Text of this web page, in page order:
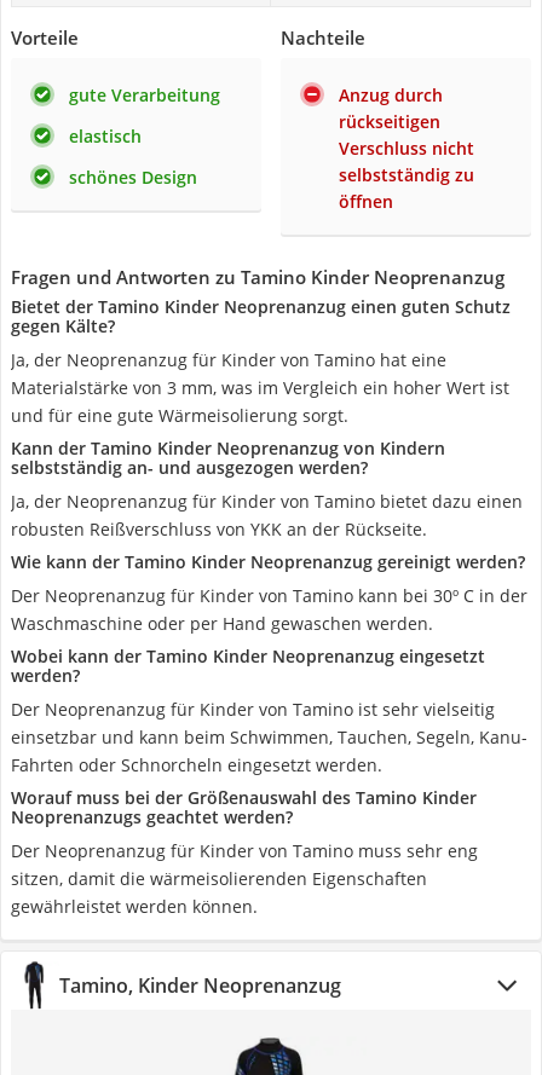
Vorteile
gute Verarbeitung
elastisch
schönes Design
Nachteile
Anzug durch
rückseitigen
Verschluss nicht
selbstständig zu
öffnen
Fragen und Antworten zu Tamino Kinder Neoprenanzug
Bietet der Tamino Kinder Neoprenanzug einen guten Schutz
gegen Kälte?
Ja, der Neoprenanzug für Kinder von Tamino hat eine
Materialstärke von 3 mm, was im Vergleich ein hoher Wert ist
und für eine gute Wärmeisolierung sorgt.
Kann der Tamino Kinder Neoprenanzug von Kindern
selbstständig an- und ausgezogen werden?
Ja, der Neoprenanzug für Kinder von Tamino bietet dazu einen
robusten Reißverschluss von YKK an der Rückseite.
Wie kann der Tamino Kinder Neoprenanzug gereinigt werden?
Der Neoprenanzug für Kinder von Tamino kann bei 30º C in der
Waschmaschine oder per Hand gewaschen werden.
Wobei kann der Tamino Kinder Neoprenanzug eingesetzt
werden?
Der Neoprenanzug für Kinder von Tamino ist sehr vielseitig
einsetzbar und kann beim Schwimmen, Tauchen, Segeln, Kanu-
Fahrten oder Schnorcheln eingesetzt werden.
Worauf muss bei der Größenauswahl des Tamino Kinder
Neoprenanzugs geachtet werden?
Der Neoprenanzug für Kinder von Tamino muss sehr eng
sitzen, damit die wärmeisolierenden Eigenschaften
gewährleistet werden können.
Tamino, Kinder Neoprenanzug